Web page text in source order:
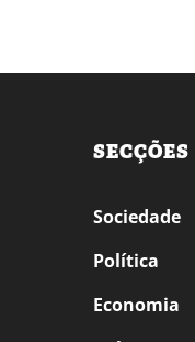
SECÇÕES
Sociedade
Política
Economia